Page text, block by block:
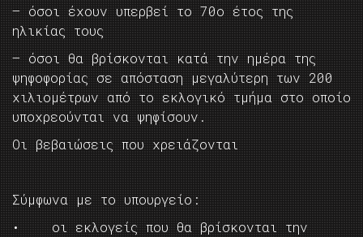
– όσοι έχουν υπερβεί το 70ο έτος της
ηλικίας τους
– όσοι θα βρίσκονται κατά την ημέρα της
ψηφοφορίας σε απόσταση μεγαλύτερη των 200
χιλιομέτρων από το εκλογικό τμήμα στο οποίο
υποχρεούνται να ψηφίσουν.
Οι βεβαιώσεις που χρειάζονται
Σύμφωνα με το υπουργείο:
• οι εκλογείς που θα βρίσκονται την